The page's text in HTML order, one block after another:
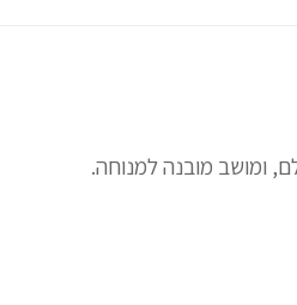
ומושב מובנה למנוחה.